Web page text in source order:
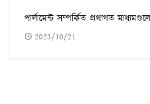
পার্লামেন্ট সম্পর্কিত প্রথাগত
2023/10/21